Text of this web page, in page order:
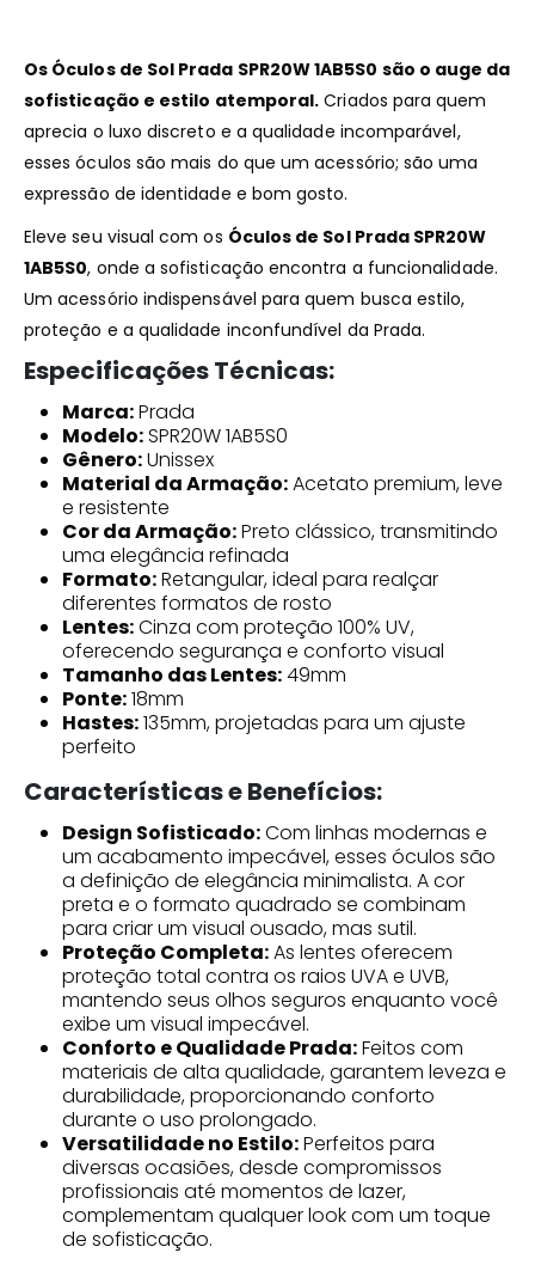
Os Óculos de Sol Prada SPR20W 1AB5S0 são o auge da
sofisticação e estilo atemporal. Criados para quem
aprecia o luxo discreto e a qualidade incomparável,
esses óculos são mais do que um acessório; são uma
expressão de identidade e bom gosto.
Eleve seu visual com os Óculos de Sol Prada SPR20W
1AB5S0, onde a sofisticação encontra a funcionalidade.
Um acessório indispensável para quem busca estilo,
proteção e a qualidade inconfundível da Prada.
Especificações Técnicas:
Marca:Prada
Modelo:SPR20W 1AB5S0
Gênero:Unissex
Material da Armação:Acetato premium, leve
e resistente
Cor da Armação:Preto clássico, transmitindo
uma elegância refinada
Formato:Retangular, ideal para realçar
diferentes formatos de rosto
Lentes:Cinza com proteção 100% UV,
oferecendo segurança e conforto visual
Tamanho das Lentes:49mm
Ponte:18mm
Hastes:135mm, projetadas para um ajuste
perfeito
Características e Benefícios:
Design Sofisticado:Com linhas modernas e
um acabamento impecável, esses óculos são
a definição de elegância minimalista. A cor
preta e o formato quadrado se combinam
para criar um visual ousado, mas sutil.
Proteção Completa:As lentes oferecem
proteção total contra os raios UVA e UVB,
mantendo seus olhos seguros enquanto você
exibe um visual impecável.
Conforto e Qualidade Prada:Feitos com
materiais de alta qualidade, garantem leveza e
durabilidade, proporcionando conforto
durante o uso prolongado.
Versatilidade no Estilo:Perfeitos para
diversas ocasiões, desde compromissos
profissionais até momentos de lazer,
complementam qualquer look com um toque
de sofisticação.